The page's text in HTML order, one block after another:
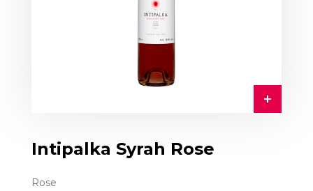
Intipalka Syrah Rose
Rose